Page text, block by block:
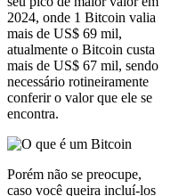
2024, onde 1 Bitcoin valia
mais de US$ 69 mil,
atualmente o Bitcoin custa
mais de US$ 67 mil, sendo
necessário rotineiramente
conferir o valor que ele se
encontra.
Porém não se preocupe,
caso você queira incluí-los